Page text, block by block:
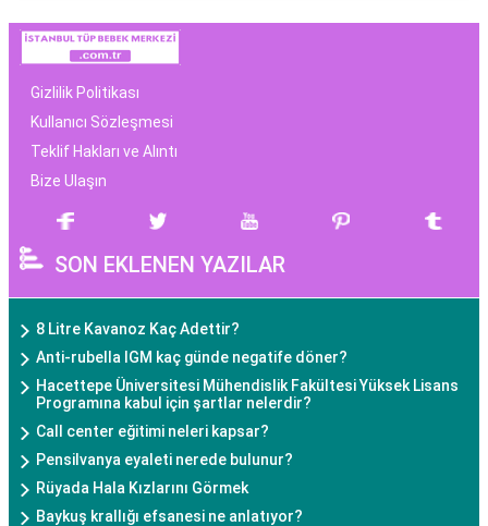
Gizlilik Politikası
Kullanıcı Sözleşmesi
Teklif Hakları ve Alıntı
Bize Ulaşın
SON EKLENEN YAZILAR
8 Litre Kavanoz Kaç Adettir?
Anti-rubella IGM kaç günde negatife döner?
Hacettepe Üniversitesi Mühendislik Fakültesi Yüksek Lisans
Programına kabul için şartlar nelerdir?
Call center eğitimi neleri kapsar?
Pensilvanya eyaleti nerede bulunur?
Rüyada Hala Kızlarını Görmek
Baykuş krallığı efsanesi ne anlatıyor?